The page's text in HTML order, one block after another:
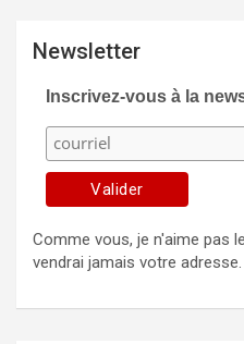
Newsletter
Inscrivez-vous à la
Comme vous, je n'aime pas
vendrai jamais votre adresse.